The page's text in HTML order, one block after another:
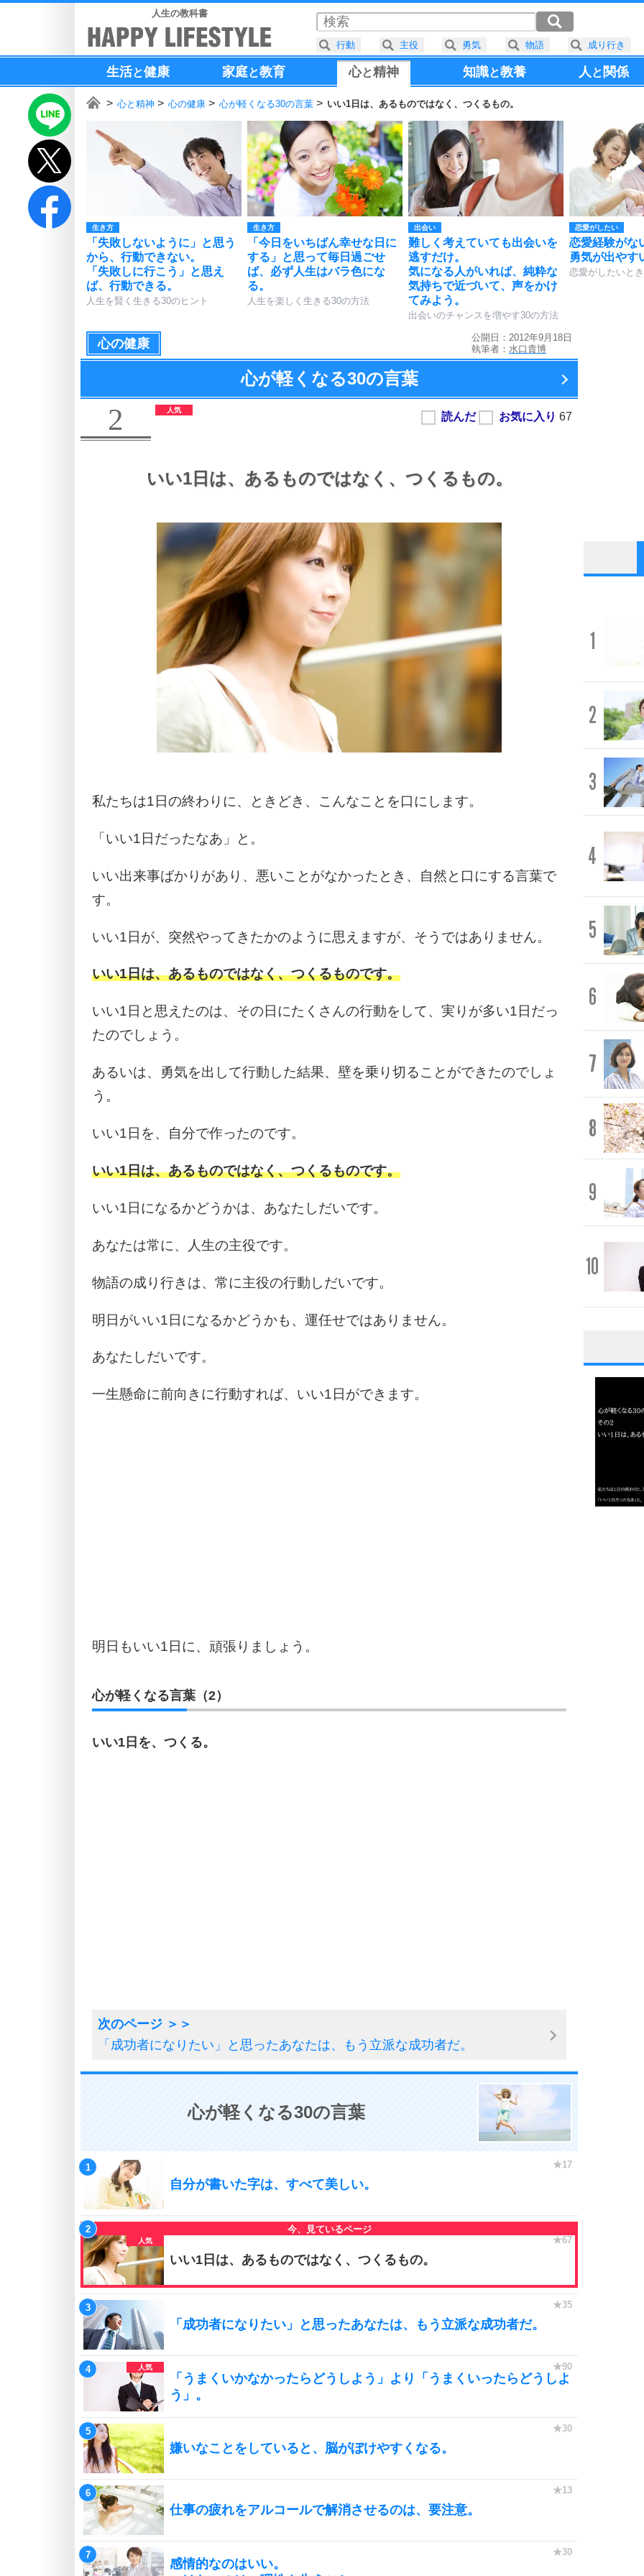
人生の教科書
生活と健康 家庭と教育 心と精神 知識と教養 人と 関係
心と精神 心の健康 心が軽くなる30の言葉 いい1日は、あるものではなく、つくるもの。
生き方
「失敗しないように」と思う
から、行動できない。
「失敗しに行こう」と思え
ば、行動できる。
人生を賢く生きる30のヒント
生き方
「今日をいちばん幸せな日に
する」と思って毎日過ごせ
ば、必ず人生はバラ色にな
る。
人生を楽しく生きる30の方法
出会い
難しく考えていても出会いを
逃すだけ。
気になる人がいれば、純粋な
気持ちで近づいて、声をかけ
てみよう。
出会いのチャンスを増やす30の方法
恋愛がしたい
恋愛経験がな
勇気が出やす
恋愛がしたいと
心の健康
公開日：2012年9月18日
執筆者： 水口貴博
心が軽くなる30の言葉
2
いい1日は、 あるものではなく、 つくるもの。
私たちは1日の終わりに、ときどき、こんなことを口にします。
「いい1日だったなあ」と。
いい出来事ばかりがあり、悪いことがなかったとき、自然と口にする言葉で
す。
いい1日が、突然やってきたかのように思えますが、そうではありません。
いい1日は、あるものではなく、つくるものです。
いい1日と思えたのは、その日にたくさんの行動をして、実りが多い1日だっ
たのでしょう。
あるいは、勇気を出して行動した結果、壁を乗り切ることができたのでしょ
う。
いい1日を、自分で作ったのです。
いい1日は、あるものではなく、つくるものです。
いい1日になるかどうかは、あなたしだいです。
あなたは常に、人生の主役です。
物語の成り行きは、常に主役の行動しだいです。
明日がいい1日になるかどうかも、運任せではありません。
あなたしだいです。
一生懸命に前向きに行動すれば、いい1日ができます。
明日もいい1日に、頑張りましょう。
心が軽くなる言葉（2）
いい1日を、つくる。
「成功者になりたい」と思ったあなたは、もう立派な成功者だ。
心が軽くなる30の言葉
自分が書いた字は、すべて美しい。
いい1日は、あるものではなく、つくるもの。
「成功者になりたい」と思ったあなたは、もう立派な成功者だ。
「うまくいかなかったらどうしよう」より「うまくいったらどうしよ
う」。
嫌いなことをしていると、脳がぼけやすくなる。
仕事の疲れをアルコールで解消させるのは、要注意。
感情的なのはいい。
1
2
3
4
5
6
7
8
9
10
1
3
行動 主役 勇気 物語 成り行き